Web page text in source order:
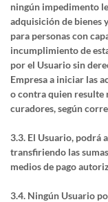
ningún impedimento
adquisición de bienes
para personas con
incumplimiento de
por el Usuario sin
Empresa a iniciar las
o contra quien resulte
curadores, según
3.3. El Usuario, podrá
transfiriendo las
medios de pago
3.4. Ningún Usuario